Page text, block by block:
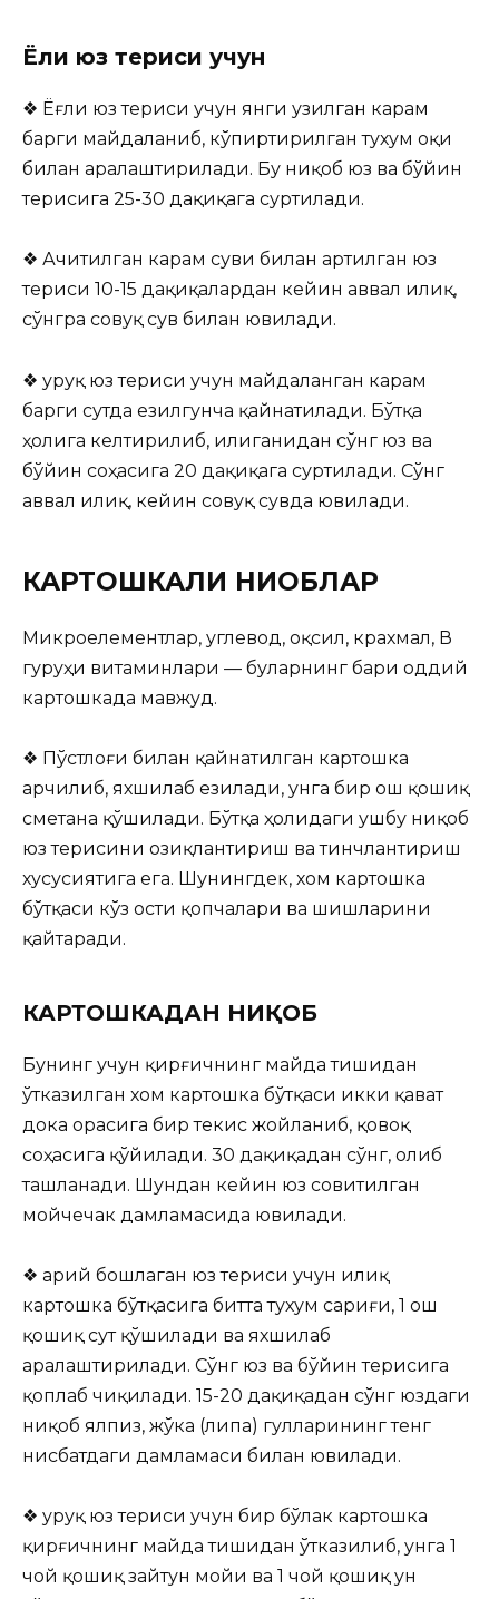
Ёғли юз териси учун
❖ Ёғли юз териси учун янги узилган карам
барги майдаланиб, кўпиртирилган тухум оқи
билан аралаштирилади. Бу ниқоб юз ва бўйин
терисига 25-30 дақиқага суртилади.
❖ Ачитилган карам суви билан артилган юз
териси 10-15 дақиқалардан кейин аввал илиқ,
сўнгра совуқ сув билан ювилади.
❖ Қуруқ юз териси учун майдаланган карам
барги сутда езилгунча қайнатилади. Бўтқа
ҳолига келтирилиб, илиганидан сўнг юз ва
бўйин соҳасига 20 дақиқага суртилади. Сўнг
аввал илиқ, кейин совуқ сувда ювилади.
КАРТОШКАЛИ НИҚОБЛАР
Микроелементлар, углевод, оқсил, крахмал, В
гуруҳи витаминлари — буларнинг бари оддий
картошкада мавжуд.
❖ Пўстлоғи билан қайнатилган картошка
арчилиб, яхшилаб езилади, унга бир ош қошиқ
сметана қўшилади. Бўтқа ҳолидаги ушбу ниқоб
юз терисини озиқлантириш ва тинчлантириш
хусусиятига ега. Шунингдек, хом картошка
бўтқаси кўз ости қопчалари ва шишларини
қайтаради.
КАРТОШКАДАН НИҚОБ
Бунинг учун қирғичнинг майда тишидан
ўтказилган хом картошка бўтқаси икки қават
дока орасига бир текис жойланиб, қовоқ
соҳасига қўйилади. 30 дақиқадан сўнг, олиб
ташланади. Шундан кейин юз совитилган
мойчечак дамламасида ювилади.
❖ Қарий бошлаган юз териси учун илиқ
картошка бўтқасига битта тухум сариғи, 1 ош
қошиқ сут қўшилади ва яхшилаб
аралаштирилади. Сўнг юз ва бўйин терисига
қоплаб чиқилади. 15-20 дақиқадан сўнг юздаги
ниқоб ялпиз, жўка (липа) гулларининг тенг
нисбатдаги дамламаси билан ювилади.
❖ Қуруқ юз териси учун бир бўлак картошка
қирғичнинг майда тишидан ўтказилиб, унга 1
чой қошиқ зайтун мойи ва 1 чой қошиқ ун